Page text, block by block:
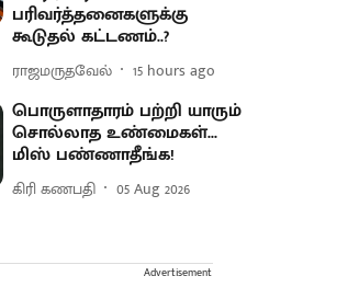
பரிவர்த்தனைகளுக்கு
கூடுதல் கட்டணம்..?
ராஜமருதவேல் 15 hours ago
பொருளாதாரம் பற்றி யாரும்
சொல்லாத உண்மைகள்...
மிஸ் பண்ணாதீங்க!
கிரி கணபதி 05 Aug 2026
Advertisement